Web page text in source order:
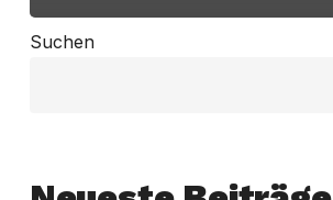
Suchen